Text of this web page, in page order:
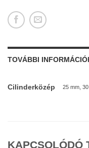
TOVÁBBI
Cilinderközép 25 mm,
KAPCSOLÓDÓ